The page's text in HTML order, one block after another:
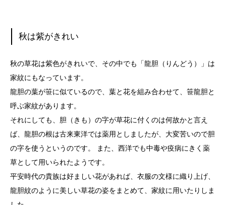
秋は紫がきれい
秋の草花は紫色がきれいで、その中でも「龍胆（りんどう）」は
家紋にもなっています。
龍胆の葉が笹に似ているので、葉と花を組み合わせて、笹龍胆と
呼ぶ家紋があります。
それにしても、胆（きも）の字が草花に付くのは何故かと言え
ば、龍胆の根は古来東洋では薬用としましたが、大変苦いので胆
の字を使うというのです。 また、西洋でも中毒や疫病にきく薬
草として用いられたようです。
平安時代の貴族は好ましい花があれば、衣服の文様に織り上げ、
龍胆紋のように美しい草花の姿をまとめて、家紋に用いたりしま